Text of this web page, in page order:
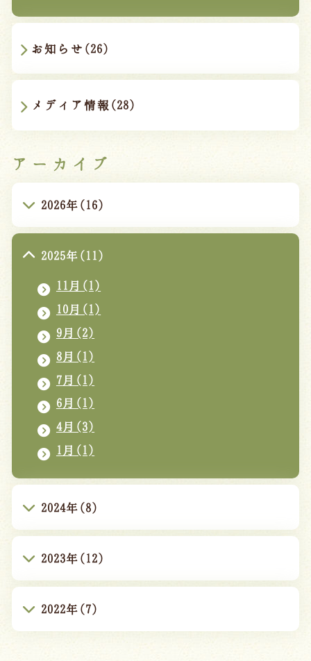
お知らせ(26)
メディア情報(28)
アーカイブ
2026年(16)
2025年(11)
11月(1)
10月(1)
9月(2)
8月(1)
7月(1)
6月(1)
4月(3)
1月(1)
2024年(8)
2023年(12)
2022年(7)